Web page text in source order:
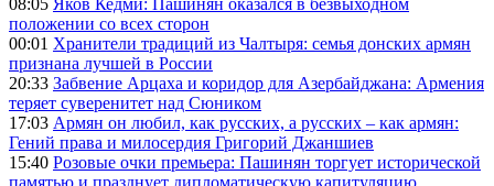
08:05 Яков Кедми: Пашинян оказался в безвыходном
положении со всех сторон
00:01 Хранители традиций из Чалтыря: семья донских армян
признана лучшей в России
20:33 Забвение Арцаха и коридор для Азербайджана: Армения
теряет суверенитет над Сюником
17:03 Армян он любил, как русских, а русских – как армян:
Гений права и милосердия Григорий Джаншиев
15:40 Розовые очки премьера: Пашинян торгует исторической
памятью и празднует дипломатическую капитуляцию